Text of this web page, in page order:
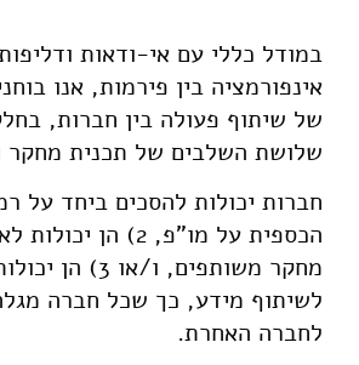
במודל כללי עם אי-ודאות
אינפורמציה בין פירמות, אנו
של שיתוף פעולה בין חברות,
שלושת השלבים של תכנית מחקר
חברות יכולות להסכים ביחד על
הכספית על מו"פ, 2) הן
מחקר משותפים, ו/או
לשיתוף מידע, כך שכל חברה
לחברה האחרת.